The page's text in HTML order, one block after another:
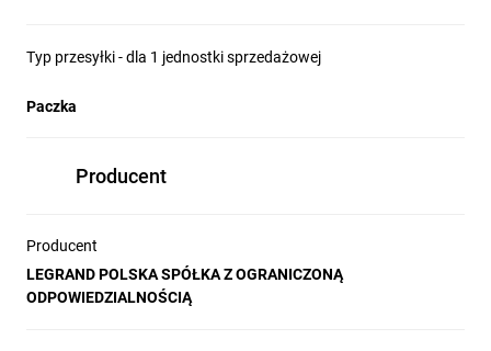
Typ przesyłki - dla 1 jednostki sprzedażowej
Paczka
Producent
Producent
LEGRAND POLSKA SPÓŁKA Z OGRANICZONĄ
ODPOWIEDZIALNOŚCIĄ